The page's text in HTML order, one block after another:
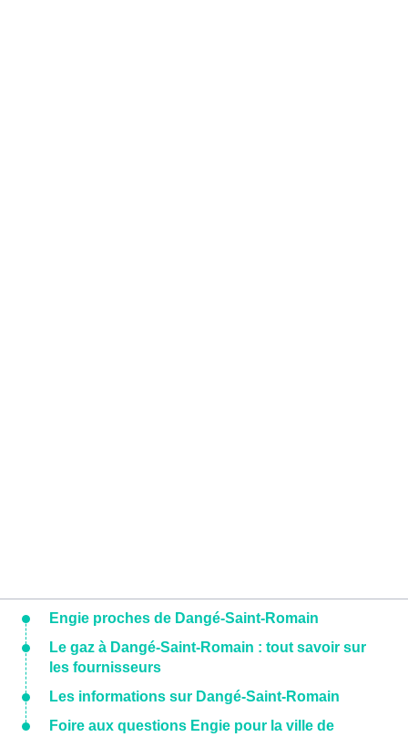
Engie proches de Dangé-Saint-Romain
Le gaz à Dangé-Saint-Romain : tout savoir sur
les fournisseurs
Les informations sur Dangé-Saint-Romain
Foire aux questions Engie pour la ville de